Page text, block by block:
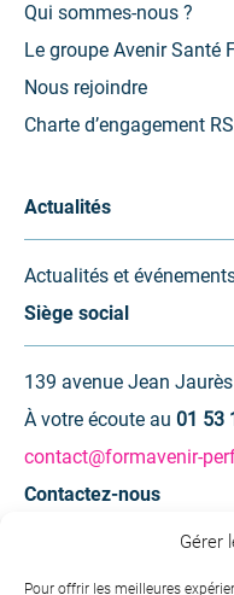
Gérer
Pour offrir les meilleures
Qui sommes-nous ?
Le groupe Avenir Santé
Nous rejoindre
Charte d’engagement
Actualités
Actualités et
Siège social
139 avenue Jean
À votre écoute au 01 53
contact@formavenir-
Contactez-nous